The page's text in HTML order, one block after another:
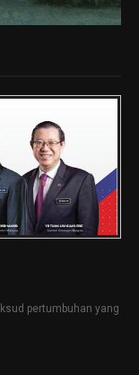
pertumbuhan yang